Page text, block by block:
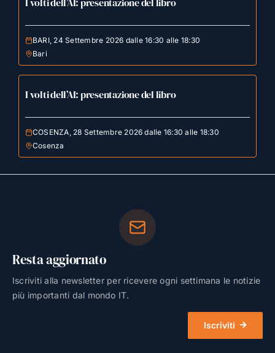
BARI, 24 Settembre 2026 dalle 16:30 alle 18:30
Bari
I volti dell’AI: presentazione del libro
COSENZA, 28 Settembre 2026 dalle 16:30 alle 18:30
Cosenza
Resta aggiornato
Iscriviti alla newsletter per ricevere ogni settimana le notizie
più importanti dal mondo IT.
Iscriviti